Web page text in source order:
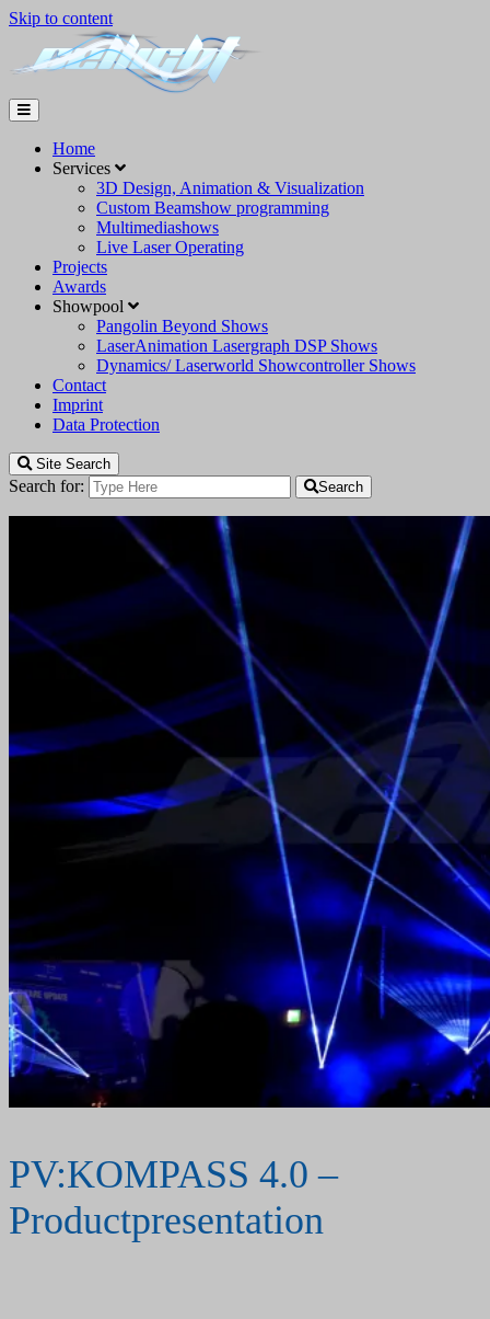
Skip to content
Home
Services
3D Design, Animation & Visualization
Custom Beamshow programming
Multimediashows
Live Laser Operating
Projects
Awards
Showpool
Pangolin Beyond Shows
LaserAnimation Lasergraph DSP Shows
Dynamics/ Laserworld Showcontroller Shows
Contact
Imprint
Data Protection
Site Search
Search for: Search
PV:KOMPASS 4.0 –
Productpresentation